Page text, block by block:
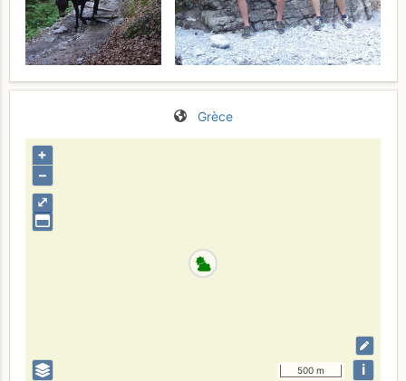
Grèce
⤢
+
–
500 m i